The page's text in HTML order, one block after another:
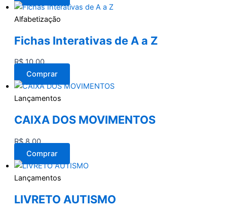
Alfabetização
Fichas Interativas de A a Z
R$10,00
Comprar
Lançamentos
CAIXA DOS MOVIMENTOS
R$8,00
Comprar
Lançamentos
LIVRETO AUTISMO